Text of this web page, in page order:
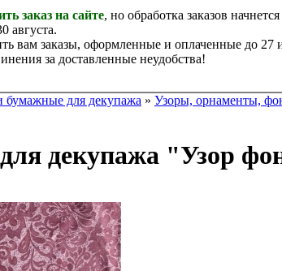
заказ на сайте, но обработка заказов
августа.
вам заказы, оформленные и оплаченные до 27
за доставленные неудобства!
бумажные для декупажа » Узоры, орнаменты,
декупажа "Узор